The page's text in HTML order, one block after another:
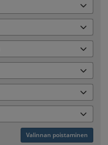
Valinnan poistaminen